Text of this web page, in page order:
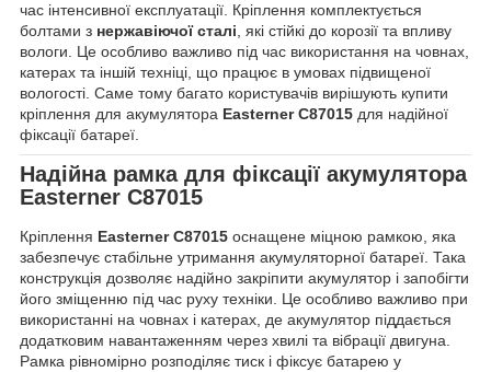
час інтенсивної експлуатації. Кріплення комплектується
болтами з нержавіючої сталі, які стійкі до корозії та впливу
вологи. Це особливо важливо під час використання на човнах,
катерах та іншій техніці, що працює в умовах підвищеної
вологості. Саме тому багато користувачів вирішують купити
кріплення для акумулятора Easterner C87015 для надійної
фіксації батареї.
Надійна рамка для фіксації акумулятора
Easterner C87015
Кріплення Easterner C87015 оснащене міцною рамкою, яка
забезпечує стабільне утримання акумуляторної батареї. Така
конструкція дозволяє надійно закріпити акумулятор і запобігти
його зміщенню під час руху техніки. Це особливо важливо при
використанні на човнах і катерах, де акумулятор піддається
додатковим навантаженням через хвилі та вібрації двигуна.
Рамка рівномірно розподіляє тиск і фіксує батарею у